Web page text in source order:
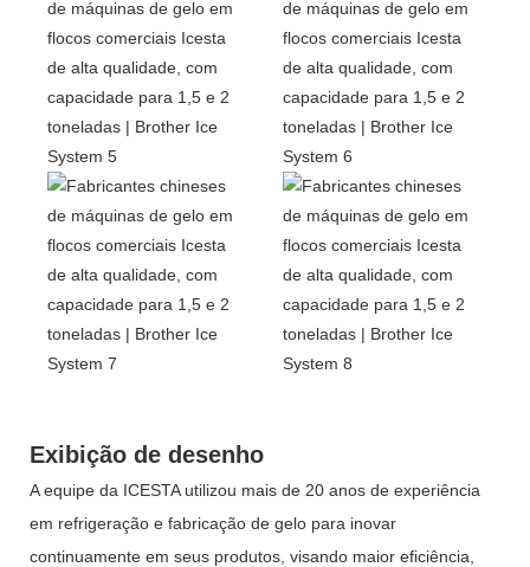
Exibição de desenho
A equipe da ICESTA utilizou mais de 20 anos de experiência
em refrigeração e fabricação de gelo para inovar
continuamente em seus produtos, visando maior eficiência,